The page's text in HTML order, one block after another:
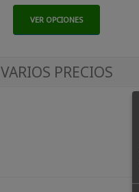
VER OPCIONES
VARIOS PRECIOS